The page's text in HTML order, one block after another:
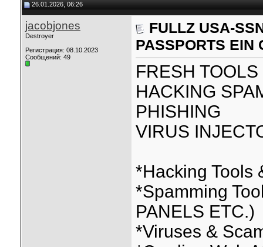
26.01.2026, 06:26
jacobjones
Destroyer
Регистрация: 08.10.2023
Сообщений: 49
FULLZ USA-
PASSPORTS EIN
FRESH
HACKING
PHISHING
VIRUS
*Hacking Tools
*Spamming
PANELS ETC.)
*Viruses &